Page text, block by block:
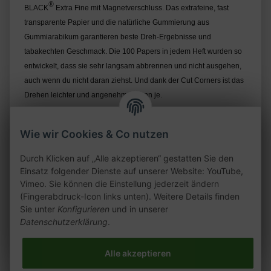
BLACK® Extra Fine mit Magnetverschluss. Das extrafeine, fast
transparente Papier und die natürliche Gummierung aus
Gummiarabikum garantieren beste Dreh-Ergebnisse und
tabakechten Geschmack. Die 100 Papers in jedem Heft wurden so
entwickelt, dass sie sehr langsam abbrennen und nicht ausgehen,
auch wenn du nicht daran ziehst. Und dank der Cut Corners ist das
Drehen leichter und angenehmer denn je.
• Format: 35,8 x 68 mm
• Magnetverschluss
• 100 % Flachs/Hanf
• Gummierung aus Gummiarabikum
Wie wir Cookies & Co nutzen
Durch Klicken auf „Alle akzeptieren“ gestatten Sie den
Einsatz folgender Dienste auf unserer Website: YouTube,
Vimeo. Sie können die Einstellung jederzeit ändern
(Fingerabdruck-Icon links unten). Weitere Details finden
Sie unter Konfigurieren und in unserer
Datenschutzerklärung.
Alle akzeptieren